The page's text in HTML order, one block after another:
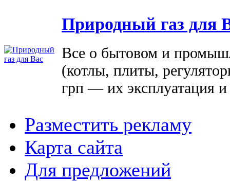
Природный газ для
Все о бытовом и
(котлы, плиты,
грп — их эксплуатация
Разместить рекламу
Карта сайта
Для предложений